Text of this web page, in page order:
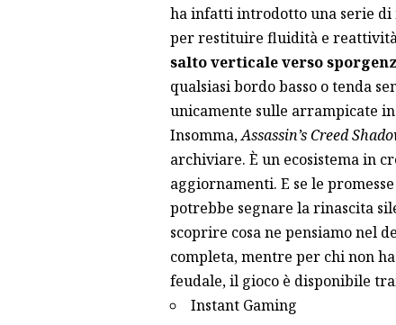
ha infatti introdotto una serie
per restituire fluidità e reattività
salto verticale verso
qualsiasi bordo basso o tenda
unicamente sulle arrampicate
Insomma,Assassin’s Creed
archiviare. È un ecosistema in
aggiornamenti. E se le
potrebbe segnare la rinascita
scoprire cosa ne pensiamo nel
completa, mentre per chi non
feudale, il gioco è disponibile
Instant Gaming